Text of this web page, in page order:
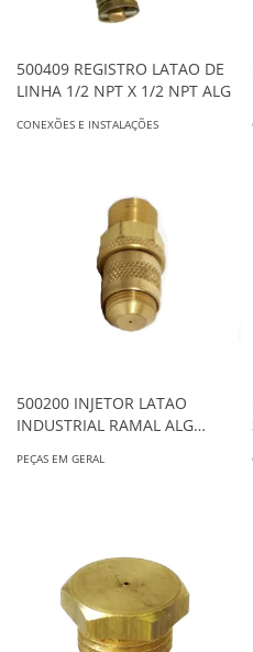
500409 REGISTRO LATAO DE
LINHA 1/2 NPT X 1/2 NPT ALG
CONEXÕES E INSTALAÇÕES
500200 INJETOR LATAO
INDUSTRIAL RAMAL ALG
PEÇAS EM GERAL